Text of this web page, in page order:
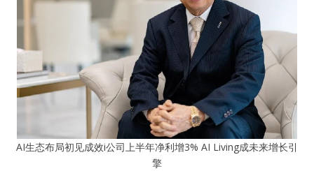
AI生态布局初见成效i公司上半年净利增3% AI Living成未来增长引
擎